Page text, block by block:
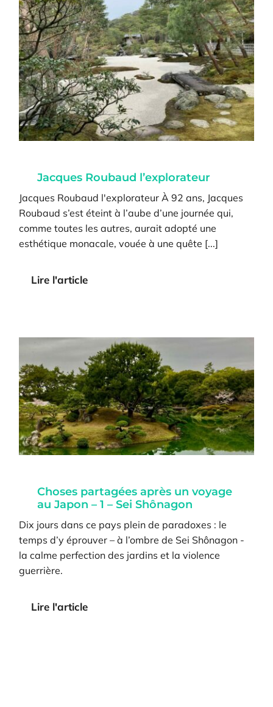
Jacques Roubaud l’explorateur
Jacques Roubaud l'explorateur À 92 ans, Jacques
Roubaud s’est éteint à l’aube d’une journée qui,
comme toutes les autres, aurait adopté une
esthétique monacale, vouée à une quête [...]
Lire l'article
Choses partagées après un voyage
au Japon – 1 – Sei Shônagon
Dix jours dans ce pays plein de paradoxes : le
temps d’y éprouver – à l’ombre de Sei Shônagon -
la calme perfection des jardins et la violence
guerrière.
Lire l'article